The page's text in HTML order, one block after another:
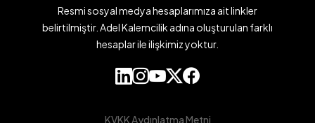
Resmi sosyal medya hesaplarımıza ait linkler
belirtilmiştir. Adel Kalemcilik adına oluşturulan farklı
hesaplar ile ilişkimiz yoktur.
KVKK Aydınlatma Metni